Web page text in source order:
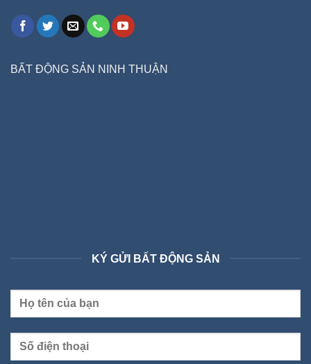
BẤT ĐỘNG SẢN NINH THUẬN
KÝ GỬI BẤT ĐỘNG SẢN